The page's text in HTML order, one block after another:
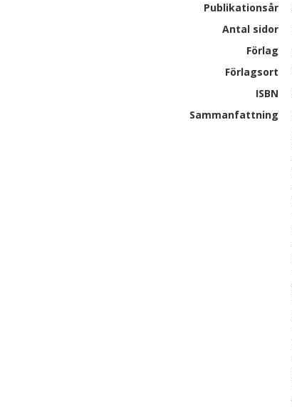
Publikationsår
Antal sidor
Förlag
Förlagsort
ISBN
Sammanfattning